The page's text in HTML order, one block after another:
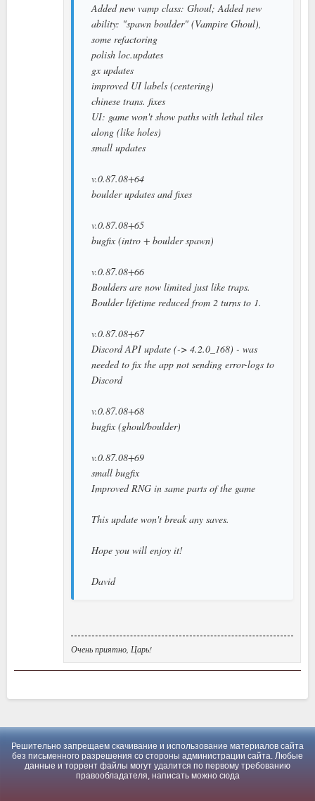
Added new vamp class: Ghoul; Added new
ability: "spawn boulder" (Vampire Ghoul),
some refactoring
polish loc.updates
gx updates
improved UI labels (centering)
chinese trans. fixes
UI: game won't show paths with lethal tiles
along (like holes)
small updates
v.0.87.08+64
boulder updates and fixes
v.0.87.08+65
bugfix (intro + boulder spawn)
v.0.87.08+66
Boulders are now limited just like traps.
Boulder lifetime reduced from 2 turns to 1.
v.0.87.08+67
Discord API update (-> 4.2.0_168) - was
needed to fix the app not sending error-logs to
Discord
v.0.87.08+68
bugfix (ghoul/boulder)
v.0.87.08+69
small bugfix
Improved RNG in same parts of the game
This update won't break any saves.
Hope you will enjoy it!
David
Очень приятно, Царь!
Решительно запрещаем скачивание и использование материалов сайта
без письменного разрешения со стороны администрации сайта. Любые
данные и торрент файлы могут удалится по первому требованию
правообладателя, написать можно сюда